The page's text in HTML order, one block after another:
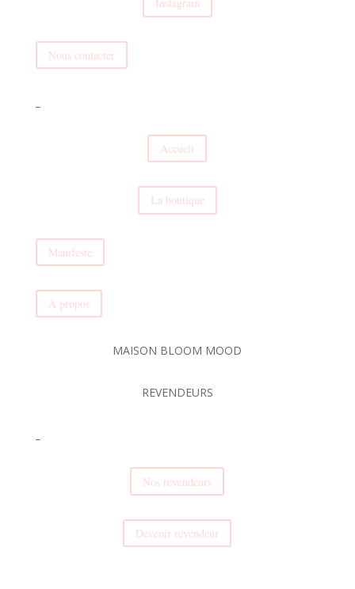
Instagram
Nous contacter
Accueil
La boutique
Manifeste
A propos
MAISON BLOOM MOOD
REVENDEURS
Nos revendeurs
Devenir revendeur